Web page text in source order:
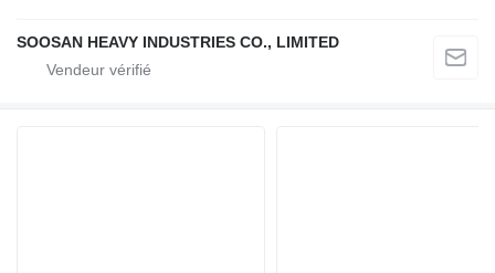
SOOSAN HEAVY INDUSTRIES CO., LIMITED